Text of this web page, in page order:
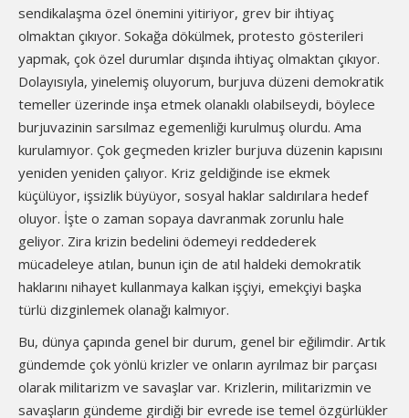
sendikalaşma özel önemini yitiriyor, grev bir ihtiyaç
olmaktan çıkıyor. Sokağa dökülmek, protesto gösterileri
yapmak, çok özel durumlar dışında ihtiyaç olmaktan çıkıyor.
Dolayısıyla, yinelemiş oluyorum, burjuva düzeni demokratik
temeller üzerinde inşa etmek olanaklı olabilseydi, böylece
burjuvazinin sarsılmaz egemenliği kurulmuş olurdu. Ama
kurulamıyor. Çok geçmeden krizler burjuva düzenin kapısını
yeniden yeniden çalıyor. Kriz geldiğinde ise ekmek
küçülüyor, işsizlik büyüyor, sosyal haklar saldırılara hedef
oluyor. İşte o zaman sopaya davranmak zorunlu hale
geliyor. Zira krizin bedelini ödemeyi reddederek
mücadeleye atılan, bunun için de atıl haldeki demokratik
haklarını nihayet kullanmaya kalkan işçiyi, emekçiyi başka
türlü dizginlemek olanağı kalmıyor.
Bu, dünya çapında genel bir durum, genel bir eğilimdir. Artık
gündemde çok yönlü krizler ve onların ayrılmaz bir parçası
olarak militarizm ve savaşlar var. Krizlerin, militarizmin ve
savaşların gündeme girdiği bir evrede ise temel özgürlükler